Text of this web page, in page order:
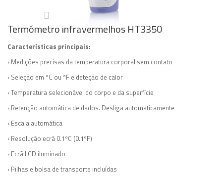
Termómetro infravermelhos HT3350
Características principais:
› Medições precisas da temperatura corporal sem contato
› Seleção em ºC ou ºF e deteção de calor
› Temperatura selecionável do corpo e da superfície
› Retenção automática de dados. Desliga automaticamente
› Escala automática
› Resolução ecrã 0.1ºC (0.1ºF)
› Ecrã LCD iluminado
› Pilhas e bolsa de transporte incluídas